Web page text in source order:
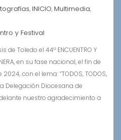
, INICIO, Multimedia,
y Festival
Toledo el 44º ENCUENTRO Y
en su fase nacional, el fin de
con el lema: “TODOS, TODOS,
Delegación Diocesana de
nuestro agradecimiento a